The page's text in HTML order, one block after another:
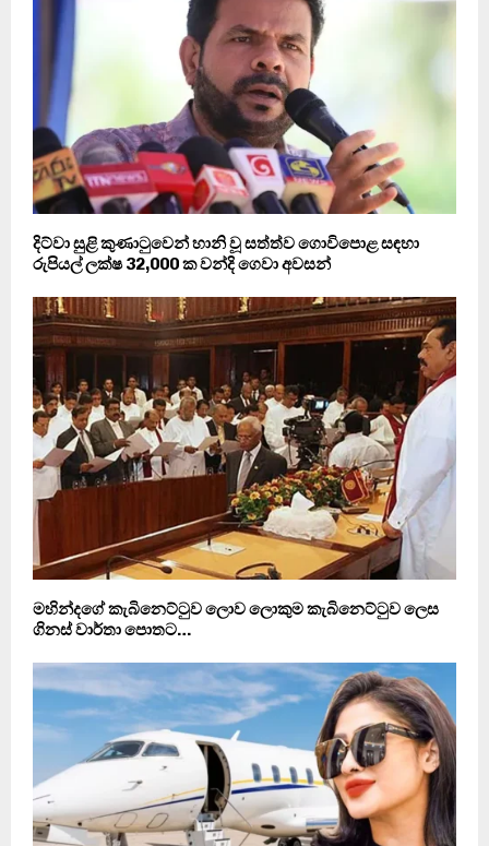
දිට්වා සුළි කුණාටුවෙන් හානි වූ සත්ත්ව ගොවිපොළ සඳහා
රුපියල් ලක්ෂ 32,000 ක වන්දි ගෙවා අවසන්
මහින්දගේ කැබිනෙට්ටුව ලොව ලොකුම කැබිනෙට්ටුව ලෙස
ගිනස් වාර්තා පොතට…